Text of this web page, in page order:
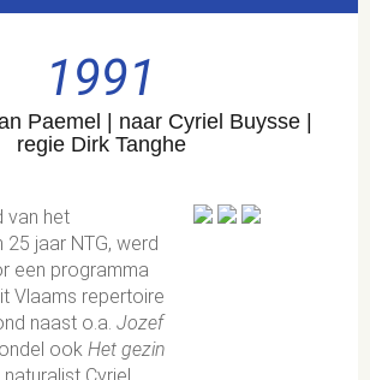
1991
Paemel | naar Cyriel Buysse |
regie Dirk Tanghe
van het
25 jaar NTG, werd
een programma
Vlaams repertoire
naast o.a. Jozef
ook Het gezin